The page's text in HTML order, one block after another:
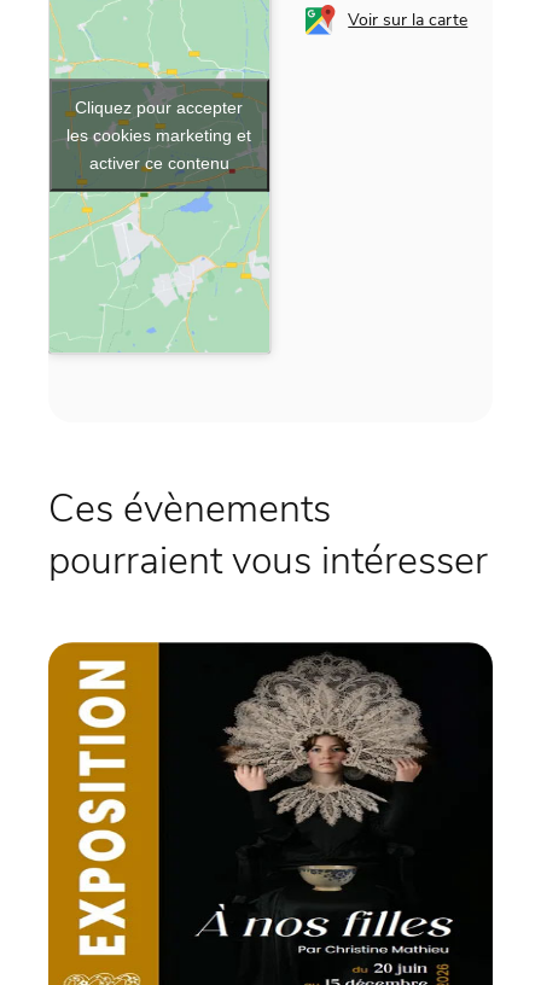
Voir sur la carte
Cliquez pour accepter
les cookies marketing et
activer ce contenu
Ces évènements
pourraient vous intéresser